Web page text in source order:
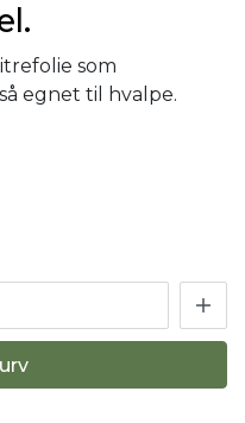
som
egnet til hvalpe.